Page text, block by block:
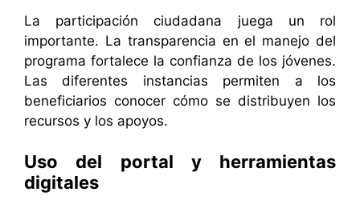
La participación ciudadana juega un rol
importante. La transparencia en el manejo del
programa fortalece la confianza de los jóvenes.
Las diferentes instancias permiten a los
beneficiarios conocer cómo se distribuyen los
recursos y los apoyos.
Uso del portal y herramientas
digitales